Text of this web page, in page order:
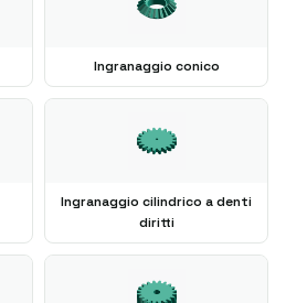
Ingranaggio conico
Ingranaggio cilindrico a denti
diritti